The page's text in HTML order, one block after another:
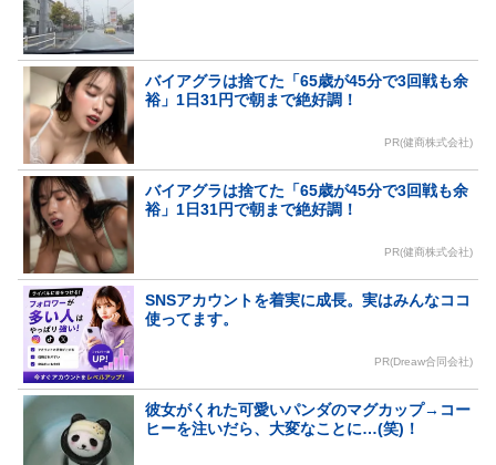
バイアグラは捨てた「65歳が45分で3回戦も余
裕」1日31円で朝まで絶好調！
PR(健商株式会社)
バイアグラは捨てた「65歳が45分で3回戦も余
裕」1日31円で朝まで絶好調！
PR(健商株式会社)
SNSアカウントを着実に成長。実はみんなココ
使ってます。
PR(Dreaw合同会社)
彼女がくれた可愛いパンダのマグカップ→コー
ヒーを注いだら、大変なことに…(笑)！